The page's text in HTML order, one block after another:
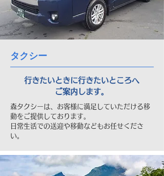
タクシー
行きたいときに行きたいところへ
ご案内します。
森タクシーは、お客様に満足していただける移
動をご提供しております。
日常生活での送迎や移動などもお任せくださ
い。